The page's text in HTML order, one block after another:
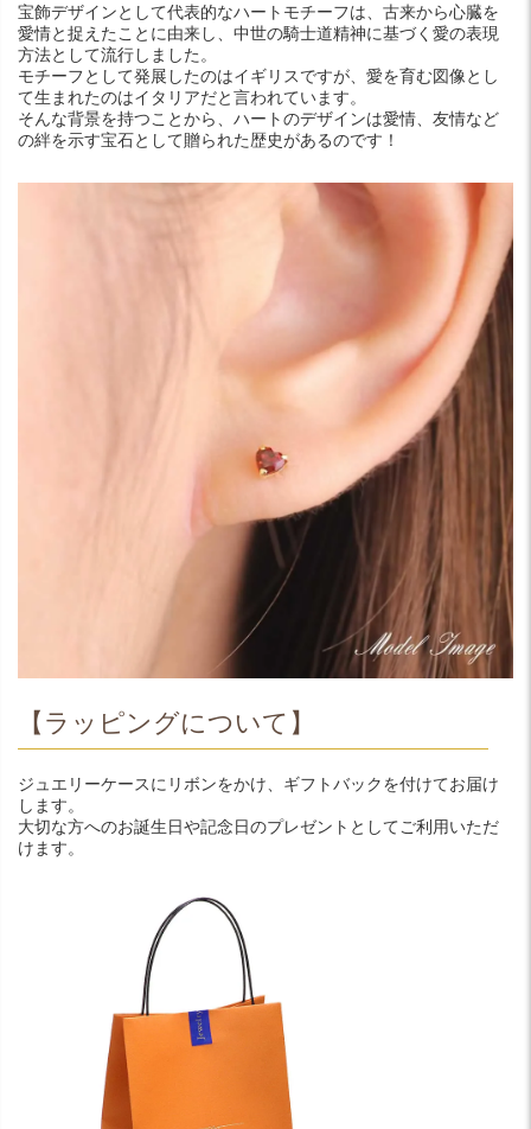
宝飾デザインとして代表的なハートモチーフは、古来から心臓を
愛情と捉えたことに由来し、中世の騎士道精神に基づく愛の表現
方法として流行しました。
モチーフとして発展したのはイギリスですが、愛を育む図像とし
て生まれたのはイタリアだと言われています。
そんな背景を持つことから、ハートのデザインは愛情、友情など
の絆を示す宝石として贈られた歴史があるのです！
【ラッピングについて】
ジュエリーケースにリボンをかけ、ギフトバックを付けてお届け
します。
大切な方へのお誕生日や記念日のプレゼントとしてご利用いただ
けます。